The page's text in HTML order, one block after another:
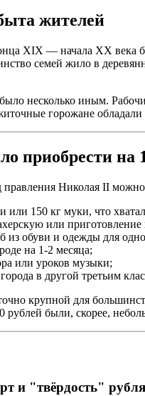
жителей
XIX — начала XX века
семей жило в
несколько иным.
горожане
приобрести на
правления Николая II
или 150 кг муки, что
или приготовление
из обуви и одежды для
на 1-2 месяца;
или уроков музыки;
в другой третьим
крупной для
рублей были, скорее,
и "твёрдость" рубля